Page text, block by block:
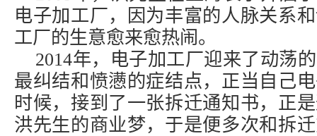
电子加工厂，因为丰富的人脉关系
工厂的生意愈来愈热闹。
2014年，电子加工厂迎来了动荡
最纠结和愤懑的症结点，正当自己
时候，接到了一张拆迁通知书，正
洪先生的商业梦，于是便多次和拆